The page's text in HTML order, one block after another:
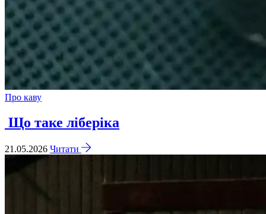
Про каву
Що таке ліберіка
21.05.2026 Читати